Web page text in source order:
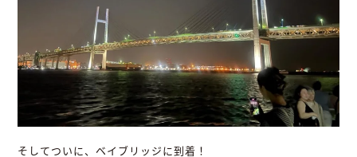
そしてついに、ベイブリッジに到着！